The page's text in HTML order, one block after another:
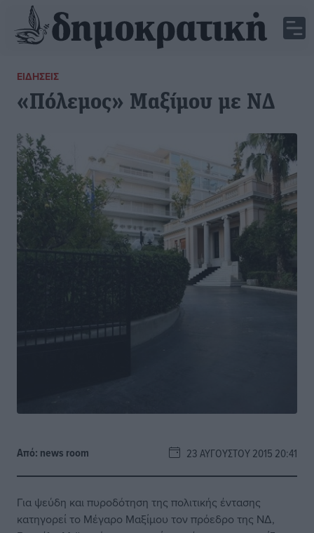
ΕΙΔΉΣΕΙΣ
«Πόλεμος» Μαξίμου με ΝΔ
Από: news room 23 ΑΥΓΟΎΣΤΟΥ 2015 20:41
Για ψεύδη και πυροδότηση της πολιτικής έντασης
κατηγορεί το Μέγαρο Μαξίμου τον πρόεδρο της ΝΔ,